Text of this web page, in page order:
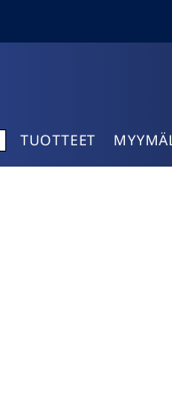
TUOTTEET